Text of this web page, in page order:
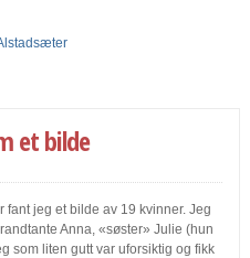
et bilde
fant jeg et bilde av 19 kvinner. Jeg
Anna, «søster» Julie (hun
som liten gutt var uforsiktig og fikk